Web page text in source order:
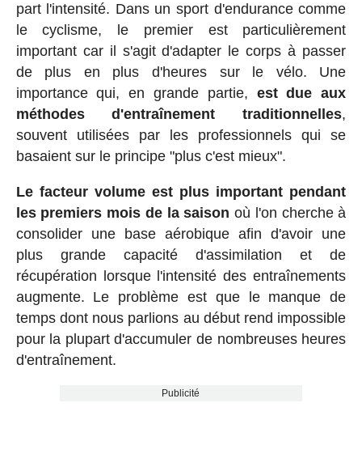
part l'intensité. Dans un sport d'endurance comme
le cyclisme, le premier est particulièrement
important car il s'agit d'adapter le corps à passer
de plus en plus d'heures sur le vélo. Une
importance qui, en grande partie, est due aux
méthodes d'entraînement traditionnelles,
souvent utilisées par les professionnels qui se
basaient sur le principe "plus c'est mieux".
Le facteur volume est plus important pendant
les premiers mois de la saison où l'on cherche à
consolider une base aérobique afin d'avoir une
plus grande capacité d'assimilation et de
récupération lorsque l'intensité des entraînements
augmente. Le problème est que le manque de
temps dont nous parlions au début rend impossible
pour la plupart d'accumuler de nombreuses heures
d'entraînement.
Publicité